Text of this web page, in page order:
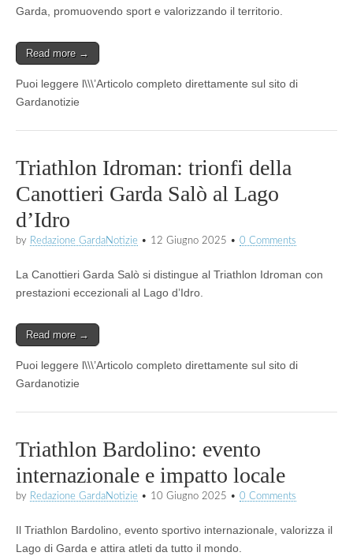
Garda, promuovendo sport e valorizzando il territorio.
Read more →
Puoi leggere l\\\’Articolo completo direttamente sul sito di
Gardanotizie
Triathlon Idroman: trionfi della
Canottieri Garda Salò al Lago
d’Idro
by Redazione GardaNotizie • 12 Giugno 2025 • 0 Comments
La Canottieri Garda Salò si distingue al Triathlon Idroman con
prestazioni eccezionali al Lago d’Idro.
Read more →
Puoi leggere l\\\’Articolo completo direttamente sul sito di
Gardanotizie
Triathlon Bardolino: evento
internazionale e impatto locale
by Redazione GardaNotizie • 10 Giugno 2025 • 0 Comments
Il Triathlon Bardolino, evento sportivo internazionale, valorizza il
Lago di Garda e attira atleti da tutto il mondo.